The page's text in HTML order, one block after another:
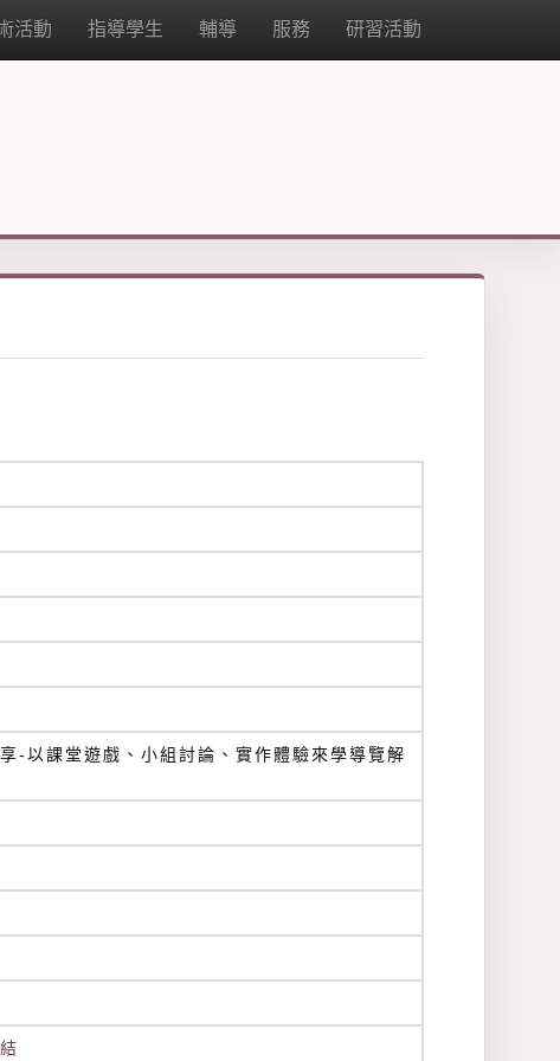
活動 指導學生 輔導 服務 研習活動
-以課堂遊戲、小組討論、實作體驗來學導覽解